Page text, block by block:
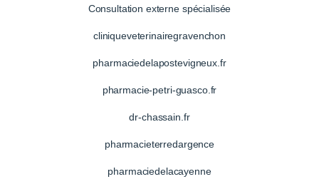
Consultation externe spécialisée
cliniqueveterinairegravenchon
pharmaciedelapostevigneux.fr
pharmacie-petri-guasco.fr
dr-chassain.fr
pharmacieterredargence
pharmaciedelacayenne